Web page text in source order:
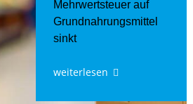
Mehrwertsteuer auf
Grundnahrungsmittel
sinkt
weiterlesen